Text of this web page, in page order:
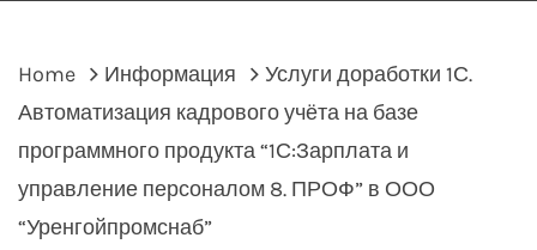
Home Информация
Услуги доработки 1С.
Автоматизация кадрового учёта на базе
программного продукта “1С:Зарплата и
управление персоналом 8. ПРОФ” в ООО
“Уренгойпромснаб”